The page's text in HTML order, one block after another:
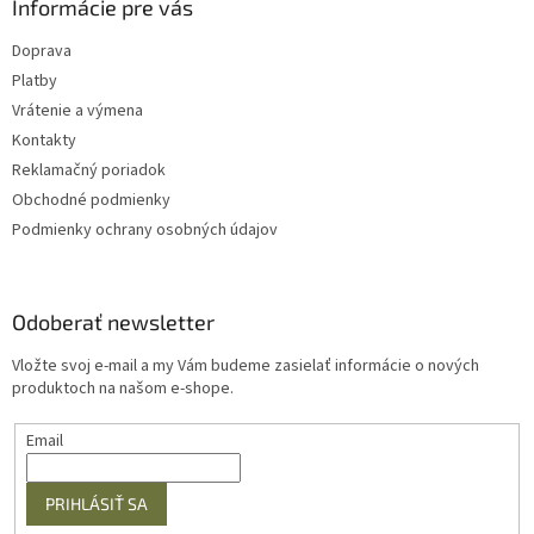
Informácie pre vás
Doprava
Platby
Vrátenie a výmena
Kontakty
Reklamačný poriadok
Obchodné podmienky
Podmienky ochrany osobných údajov
Odoberať newsletter
Vložte svoj e-mail a my Vám budeme zasielať informácie o nových
produktoch na našom e-shope.
Email
PRIHLÁSIŤ SA